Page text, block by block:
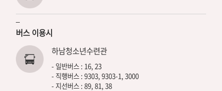
버스 이용시
하남청소년수련관
- 일반버스 : 16, 23
- 직행버스 : 9303, 9303-1, 3000
- 지선버스 : 89, 81, 38